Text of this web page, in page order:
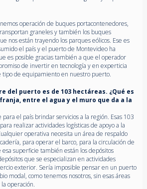
operación de buques portacontenedores,
graneles y también los buques
nos están trayendo los parques eólicos. Ese es
el país y el puerto de Montevideo ha
es posible gracias también a que el operador
de invertir en tecnología y en experticia
tipo de equipamiento en nuestro puerto.
del puerto es de 103 hectáreas. ¿Qué es
entre el agua y el muro que da a la
para el país brindar servicios a la región. Esas 103
realizar actividades logísticas de apoyo a la
operativa necesita un área de respaldo
para operar el barco, para la circulación de
superficie también están los depósitos
que se especializan en actividades
exterior. Sería imposible pensar en un puerto
modal, como tenemos nosotros, sin esas áreas
operación.